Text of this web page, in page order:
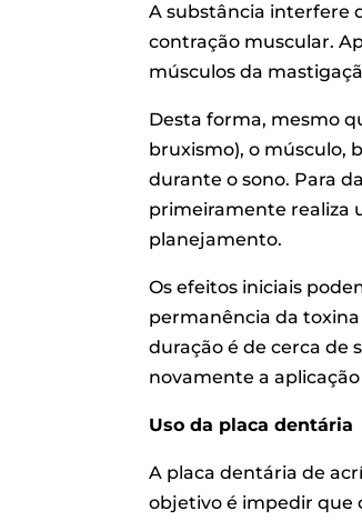
A substância interfere
contração muscular.
músculos da
Desta forma, mesmo
bruxismo), o músculo,
durante o sono. Para
primeiramente realiza
planejamento.
Os efeitos iniciais
permanência da
duração é de cerca de
novamente a
Uso da placa dentária
A placa dentária de
objetivo é impedir que